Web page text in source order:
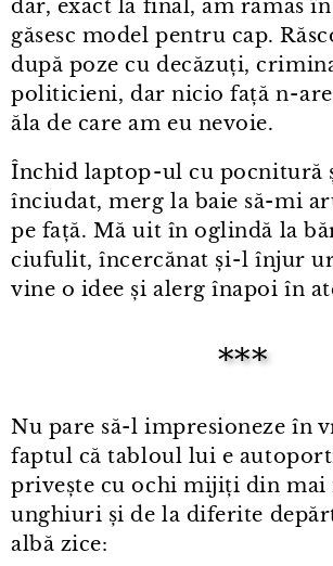
dar, exact la final, am rămas
găsesc model pentru cap.
după poze cu decăzuți,
politicieni, dar nicio față n⁠-⁠
ăla de care am eu nevoie.
Închid laptop⁠-⁠ul cu pocnitură
înciudat, merg la baie să-mi
pe față. Mă uit în oglindă la
ciufulit, încercănat și⁠-⁠l înjur
vine o idee și alerg înapoi în
***
Nu pare să-l impresioneze în
faptul că tabloul lui e
privește cu ochi mijiți din mai
unghiuri și de la diferite
albă zice: